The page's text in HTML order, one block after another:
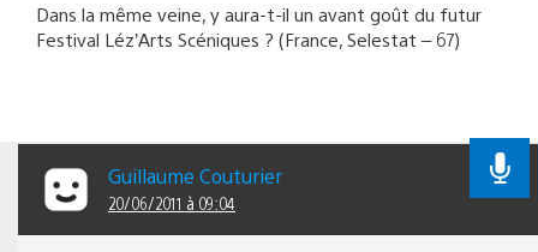
Dans la même veine, y aura-t-il un avant goût du futur
Festival Léz’Arts Scéniques ? (France, Selestat – 67)
Guillaume Couturier
20/06/2011 à 09:04